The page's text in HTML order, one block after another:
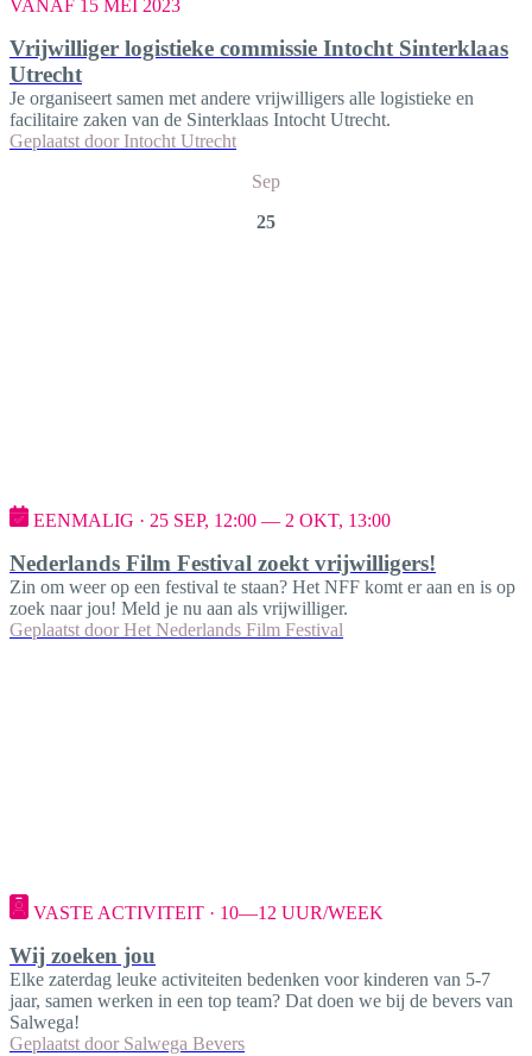
VANAF 15 MEI 2023
Vrijwilliger logistieke commissie Intocht Sinterklaas
Utrecht
Je organiseert samen met andere vrijwilligers alle logistieke en
facilitaire zaken van de Sinterklaas Intocht Utrecht.
Geplaatst door Intocht Utrecht
Sep
25
EENMALIG · 25 SEP, 12:00 — 2 OKT, 13:00
Nederlands Film Festival zoekt vrijwilligers!
Zin om weer op een festival te staan? Het NFF komt er aan en is op
zoek naar jou! Meld je nu aan als vrijwilliger.
Geplaatst door Het Nederlands Film Festival
VASTE ACTIVITEIT · 10—12 UUR/WEEK
Wij zoeken jou
Elke zaterdag leuke activiteiten bedenken voor kinderen van 5-7
jaar, samen werken in een top team? Dat doen we bij de bevers van
Salwega!
Geplaatst door Salwega Bevers